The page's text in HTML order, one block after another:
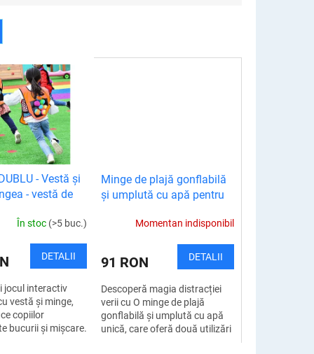
- Vestă și
- vestă de
În stoc (>5 buc.)
DETALII
jocul interactiv
vestă și minge,
copiilor
bucurii și mișcare.
Minge de plajă gonflabilă
și umplută cu apă pentru
Momentan indisponibil
91 RON DETALII
Descoperă magia distracției
verii cu O minge de plajă
gonflabilă și umplută cu apă
unică, care oferă două utilizări